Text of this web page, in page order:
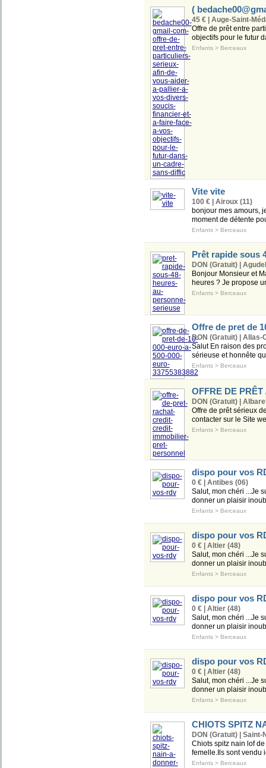
(
45 € | Auge-Saint-
Offre de prêt entre
objectifs pour le futur
Enfants> Berceaux
Vite vite
100 € | Airoux (11)
bonjour mes amours,
moment de détente
Enfants> Berceaux
Prêt rapide sous
DON (Gratuit) |
Bonjour Monsieur et
heures ? Je propose
Enfants> Berceaux
Offre de pret de
DON (Gratuit) | Allas-
Salut En raison des
sérieuse et honnête
Enfants> Berceaux
OFFRE DE
DON (Gratuit) |
Offre de prêt sérieux
contacter sur le Site
Enfants> Berceaux
dispo pour vos
0 € | Antibes (06)
Salut, mon chéri ...Je
donner un plaisir
Enfants> Berceaux
dispo pour vos
0 € | Altier (48)
Salut, mon chéri ...Je
donner un plaisir
Enfants> Berceaux
dispo pour vos
0 € | Altier (48)
Salut, mon chéri ...Je
donner un plaisir
Enfants> Berceaux
dispo pour vos
0 € | Altier (48)
Salut, mon chéri ...Je
donner un plaisir
Enfants> Berceaux
CHIOTS SPITZ
DON (Gratuit) | Saint-
Chiots spitz nain lof
femelle.Ils sont vendu
Enfants> Berceaux